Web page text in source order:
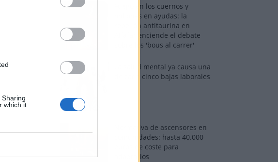
which it
Fuego en los cuernos y
millones en ayudas: la
rebelión antitaurina en
Alfafar enciende el debate
sobre los 'bous al carrer'
La salud mental ya causa una
de cada cinco bajas laborales
Normativa de ascensores en
comunidades: hasta 40.000
euros de coste para
adaptarlos